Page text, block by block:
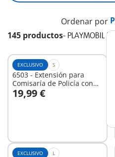
145 productos- PLAYMOBIL
Ordenar por
EXCLUSIVO S
6503 - Extensión para
Comisaría de Policía con
Sistema de Alarma
19,99 €
A la cesta
EXCLUSIVO L